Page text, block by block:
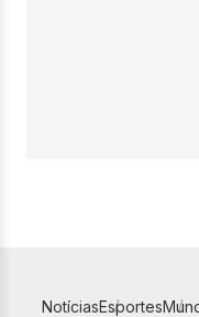
NotíciasEsportes